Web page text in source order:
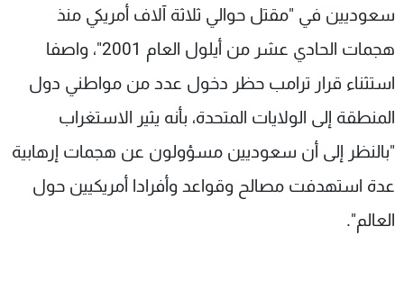
سعوديين في "مقتل حوالي ثلاثة آلاف أمريكي منذ
هجمات الحادي عشر من أيلول العام 2001"، واصفا
استثناء قرار ترامب حظر دخول عدد من مواطني دول
المنطقة إلى الولايات المتحدة، بأنه يثير الاستغراب
"بالنظر إلى أن سعوديين مسؤولون عن هجمات إرهابية
عدة استهدفت مصالح وقواعد وأفرادا أمريكيين حول
العالم".